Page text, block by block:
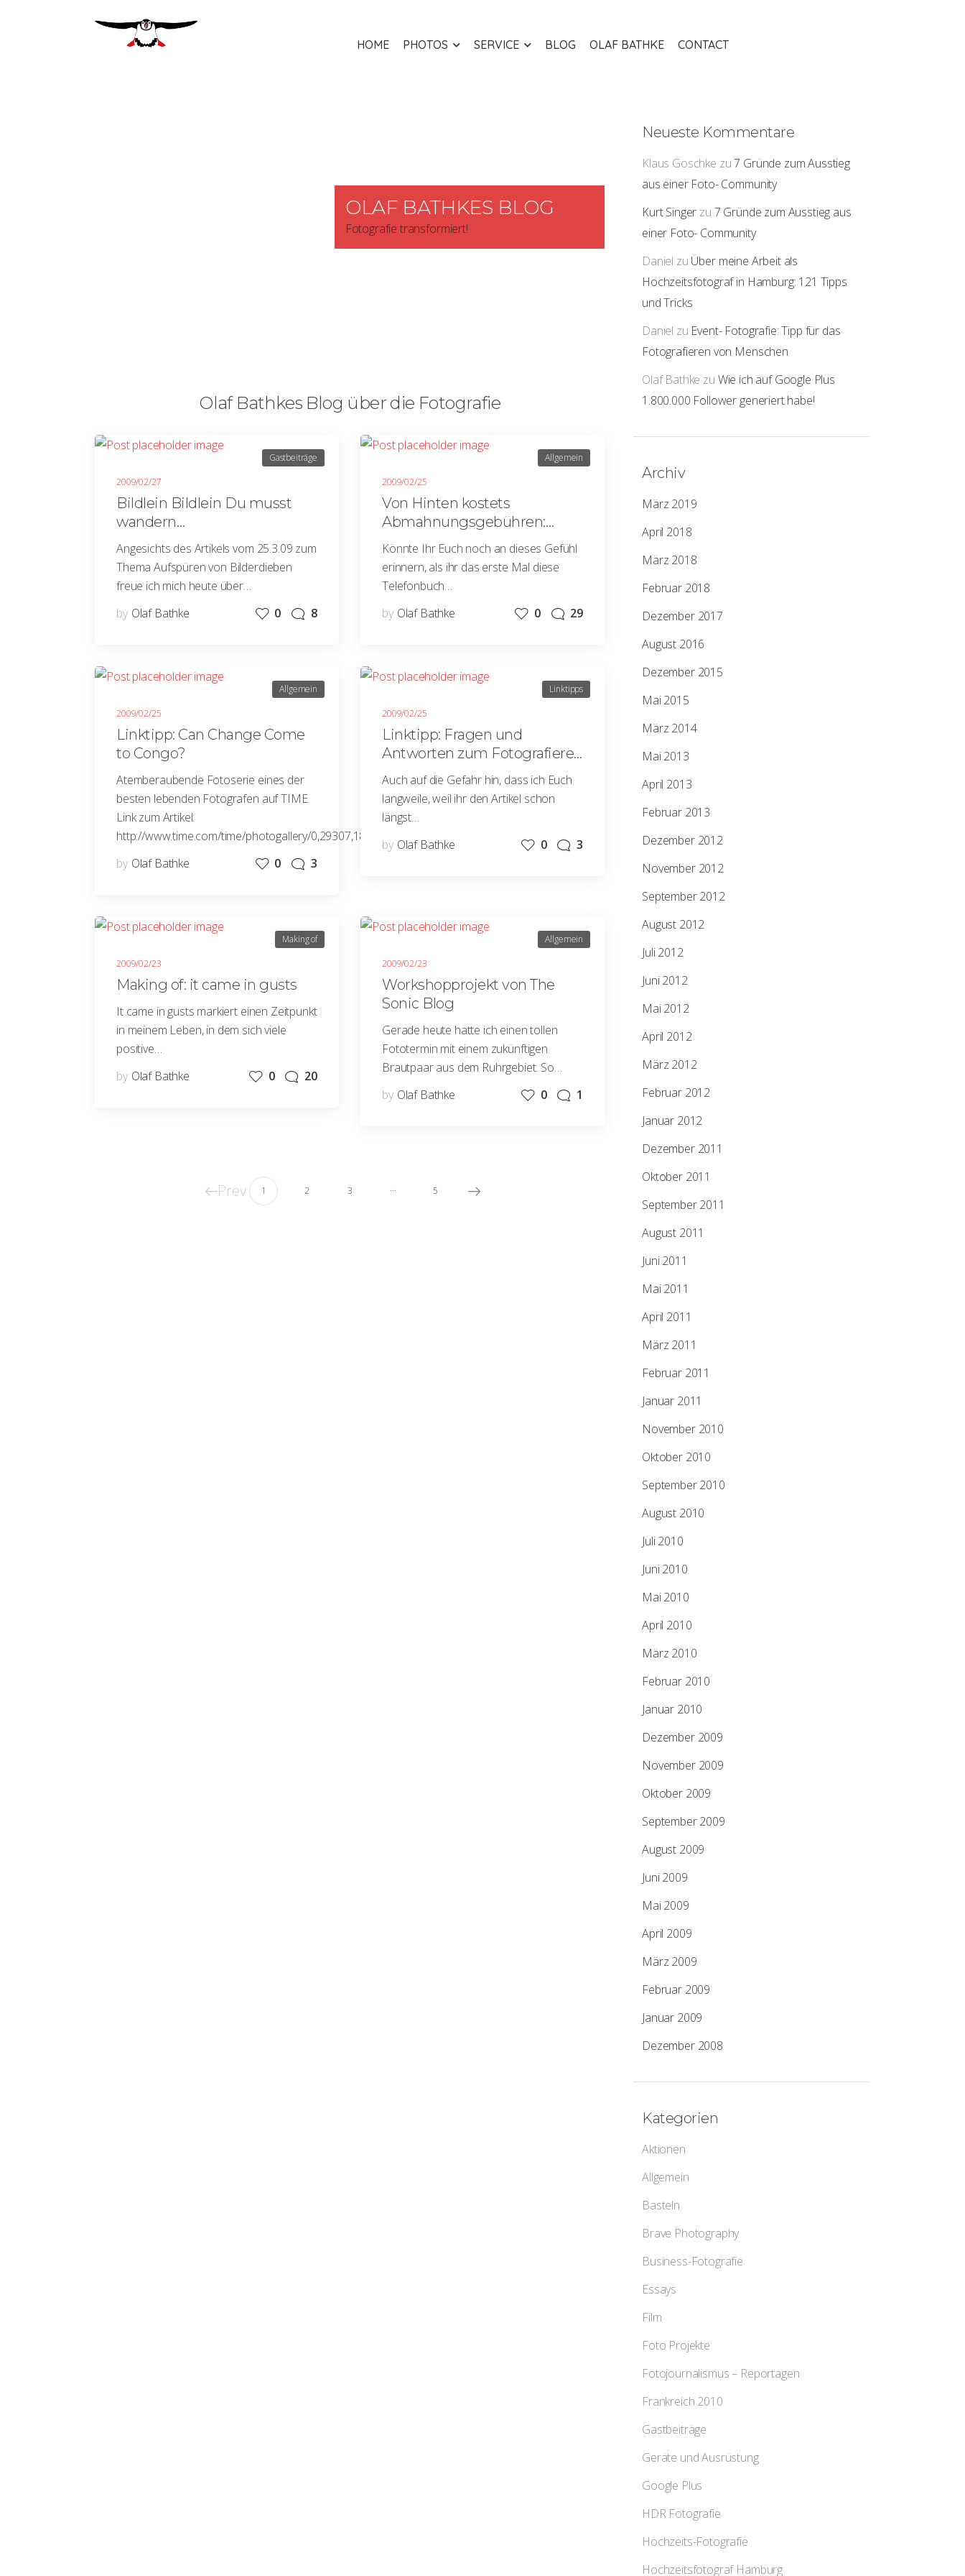
HOME PHOTOS SERVICE BLOG OLAF BATHKE CONTACT
Neueste Kommentare
Klaus Goschke zu7 Gründe zum Ausstieg
aus einer Foto- Community
Kurt Singer zu 7 Gründe zum Ausstieg aus
einer Foto- Community
Daniel zu Über meine Arbeit als
Hochzeitsfotograf in Hamburg: 121 Tipps
und Tricks
Daniel zu Event- Fotografie: Tipp für das
Fotografieren von Menschen
Olaf Bathke zu Wie ich auf Google Plus
1.800.000 Follower generiert habe!
Archiv
März 2019
April 2018
März 2018
Februar 2018
Dezember 2017
August 2016
Dezember 2015
Mai 2015
März 2014
Mai 2013
April 2013
Februar 2013
Dezember 2012
November 2012
September 2012
August 2012
Juli 2012
Juni 2012
Mai 2012
April 2012
März 2012
Februar 2012
Januar 2012
Dezember 2011
Oktober 2011
September 2011
August 2011
Juni 2011
Mai 2011
April 2011
März 2011
Februar 2011
Januar 2011
November 2010
Oktober 2010
September 2010
August 2010
Juli 2010
Juni 2010
Mai 2010
April 2010
März 2010
Februar 2010
Januar 2010
Dezember 2009
November 2009
Oktober 2009
September 2009
August 2009
Juni 2009
Mai 2009
April 2009
März 2009
Februar 2009
Januar 2009
Dezember 2008
Kategorien
Aktionen
Allgemein
Basteln
Brave Photography
Business-Fotografie
Essays
Film
Foto Projekte
Fotojournalismus – Reportagen
Frankreich 2010
Gastbeiträge
Geräte und Ausrüstung
Google Plus
HDR Fotografie
Hochzeits-Fotografie
Hochzeitsfotograf Hamburg
OLAF BATHKES BLOG
Fotografie transformiert!
Olaf Bathkes Blog über die Fotografie
2009/02/27
Gastbeiträge
Bildlein Bildlein Du musst
wandern…
Angesichts des Artikels vom 25.3.09 zum
Thema Aufspüren von Bilderdieben
freue ich mich heute über…
by Olaf Bathke 0 8
2009/02/25
Allgemein
Von Hinten kostets
Abmahnungsgebühren:
Komfortable Rückwärtssuche
für Fotos
Könnte Ihr Euch noch an dieses Gefühl
erinnern, als ihr das erste Mal diese
Telefonbuch…
by Olaf Bathke 0 29
2009/02/25
Allgemein
Linktipp: Can Change Come
to Congo?
Atemberaubende Fotoserie eines der
besten lebenden Fotografen auf TIME.
Link zum Artikel:
http://www.time.com/time/photogallery/0,29307,1878837_1844467,00.html
by Olaf Bathke 0 3
2009/02/25
Linktipps
Linktipp: Fragen und
Antworten zum Fotografieren
von Personen in der
Öffentlichkeit
Auch auf die Gefahr hin, dass ich Euch
langweile, weil ihr den Artikel schon
längst…
by Olaf Bathke 0 3
2009/02/23
Making of
Making of: it came in gusts
It came in gusts markiert einen Zeitpunkt
in meinem Leben, in dem sich viele
positive…
by Olaf Bathke 0 20
2009/02/23
Allgemein
Workshopprojekt von The
Sonic Blog
Gerade heute hatte ich einen tollen
Fototermin mit einem zukünftigen
Brautpaar aus dem Ruhrgebiet. So…
by Olaf Bathke 0 1
Prev 1 2 3 … 5